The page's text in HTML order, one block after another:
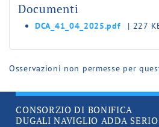
Documenti
DCA_41_04_2025.pdf | 227
Osservazioni non permesse per
CONSORZIO DI BONIFICA
DUGALI NAVIGLIO ADDA SERIO